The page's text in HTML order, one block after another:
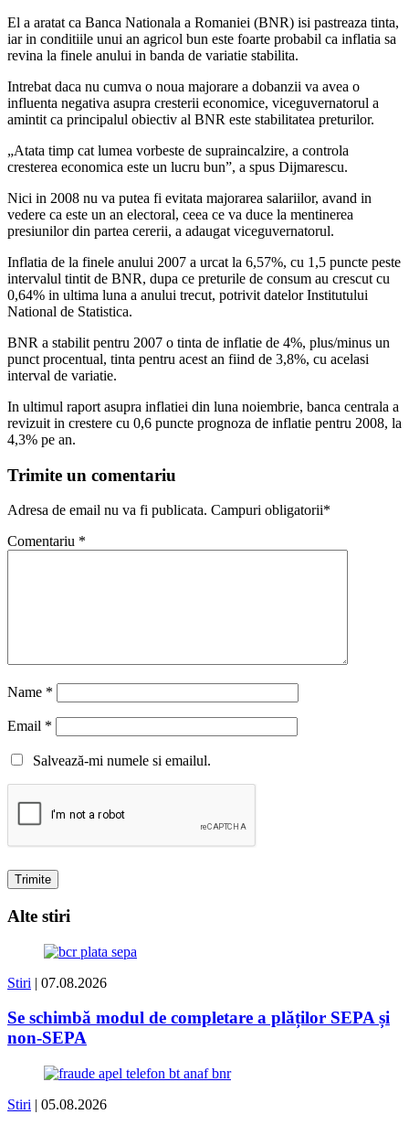
El a aratat ca Banca Nationala a Romaniei (BNR) isi pastreaza tinta,
iar in conditiile unui an agricol bun este foarte probabil ca inflatia sa
revina la finele anului in banda de variatie stabilita.
Intrebat daca nu cumva o noua majorare a dobanzii va avea o
influenta negativa asupra cresterii economice, viceguvernatorul a
amintit ca principalul obiectiv al BNR este stabilitatea preturilor.
„Atata timp cat lumea vorbeste de supraincalzire, a controla
cresterea economica este un lucru bun”, a spus Dijmarescu.
Nici in 2008 nu va putea fi evitata majorarea salariilor, avand in
vedere ca este un an electoral, ceea ce va duce la mentinerea
presiunilor din partea cererii, a adaugat viceguvernatorul.
Inflatia de la finele anului 2007 a urcat la 6,57%, cu 1,5 puncte peste
intervalul tintit de BNR, dupa ce preturile de consum au crescut cu
0,64% in ultima luna a anului trecut, potrivit datelor Institutului
National de Statistica.
BNR a stabilit pentru 2007 o tinta de inflatie de 4%, plus/minus un
punct procentual, tinta pentru acest an fiind de 3,8%, cu acelasi
interval de variatie.
In ultimul raport asupra inflatiei din luna noiembrie, banca centrala a
revizuit in crestere cu 0,6 puncte prognoza de inflatie pentru 2008, la
4,3% pe an.
Trimite un comentariu
Adresa de email nu va fi publicata. Campuri obligatorii*
Comentariu *
Name *
Email *
Salvează-mi numele si emailul.
Alte stiri
Stiri | 07.08.2026
Se schimbă modul de completare a plăților SEPA și
non-SEPA
Stiri | 05.08.2026